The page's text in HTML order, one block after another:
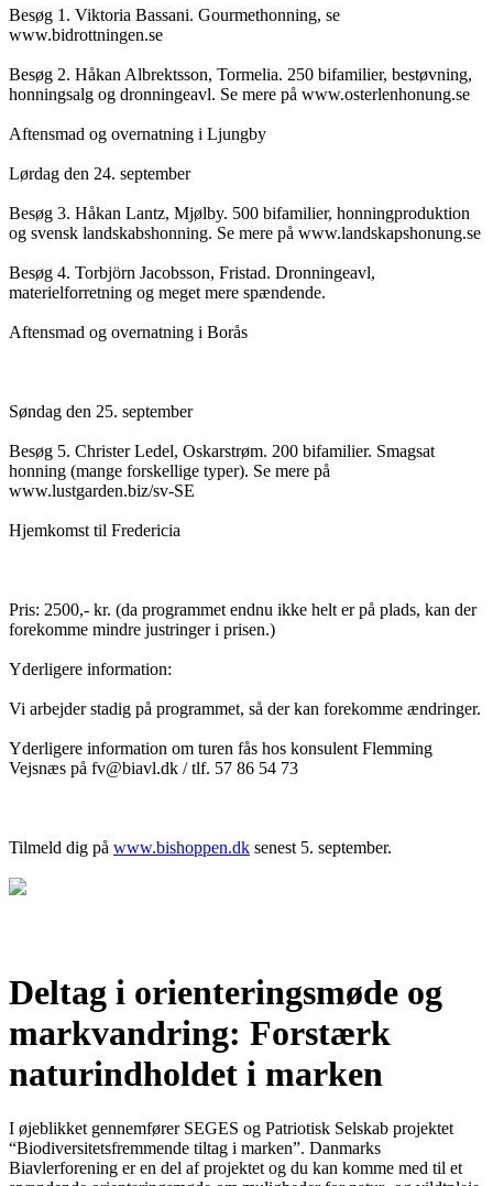
Besøg 1. Viktoria Bassani. Gourmethonning, se
www.bidrottningen.se
Besøg 2. Håkan Albrektsson, Tormelia. 250 bifamilier, bestøvning,
honningsalg og dronningeavl. Se mere på www.osterlenhonung.se
Aftensmad og overnatning i Ljungby
Lørdag den 24. september
Besøg 3. Håkan Lantz, Mjølby. 500 bifamilier, honningproduktion
og svensk landskabshonning. Se mere på www.landskapshonung.se
Besøg 4. Torbjörn Jacobsson, Fristad. Dronningeavl,
materielforretning og meget mere spændende.
Aftensmad og overnatning i Borås
Søndag den 25. september
Besøg 5. Christer Ledel, Oskarstrøm. 200 bifamilier. Smagsat
honning (mange forskellige typer). Se mere på
www.lustgarden.biz/sv-SE
Hjemkomst til Fredericia
Pris: 2500,- kr. (da programmet endnu ikke helt er på plads, kan der
forekomme mindre justringer i prisen.)
Yderligere information:
Vi arbejder stadig på programmet, så der kan forekomme ændringer.
Yderligere information om turen fås hos konsulent Flemming
Vejsnæs på fv@biavl.dk / tlf. 57 86 54 73
Tilmeld dig på www.bishoppen.dk senest 5. september.
Deltag i orienteringsmøde og
markvandring: Forstærk
naturindholdet i marken
I øjeblikket gennemfører SEGES og Patriotisk Selskab projektet
“Biodiversitetsfremmende tiltag i marken”. Danmarks
Biavlerforening er en del af projektet og du kan komme med til et